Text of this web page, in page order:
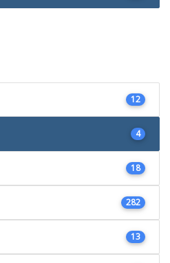
12
4
18
282
13